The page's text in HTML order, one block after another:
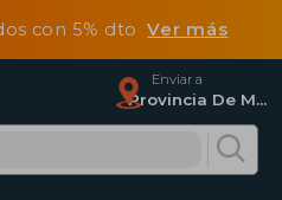
con 5% dtoVer más
Enviar a
Provincia De Madrid